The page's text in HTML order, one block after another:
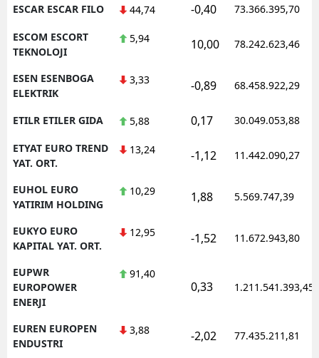
ESCAR ESCAR FILO 44,74 -0,40 73.366.395,70
ESCOM ESCORT
TEKNOLOJI
5,94 10,00 78.242.623,46
ESEN ESENBOGA
ELEKTRIK
3,33 -0,89 68.458.922,29
ETILR ETILER GIDA 5,88 0,17 30.049.053,88
ETYAT EURO TREND
YAT. ORT.
13,24 -1,12 11.442.090,27
EUHOL EURO
YATIRIM HOLDING
10,29 1,88 5.569.747,39
EUKYO EURO
KAPITAL YAT. ORT.
12,95 -1,52 11.672.943,80
EUPWR
EUROPOWER
ENERJI
91,40
0,33 1.211.541.393,45
EUREN EUROPEN
ENDUSTRI
3,88 -2,02 77.435.211,81